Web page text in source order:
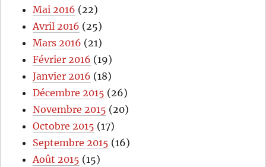
Mai 2016 (22)
Avril 2016 (25)
Mars 2016 (21)
Février 2016 (19)
Janvier 2016 (18)
Décembre 2015 (26)
Novembre 2015 (20)
Octobre 2015 (17)
Septembre 2015 (16)
Août 2015 (15)